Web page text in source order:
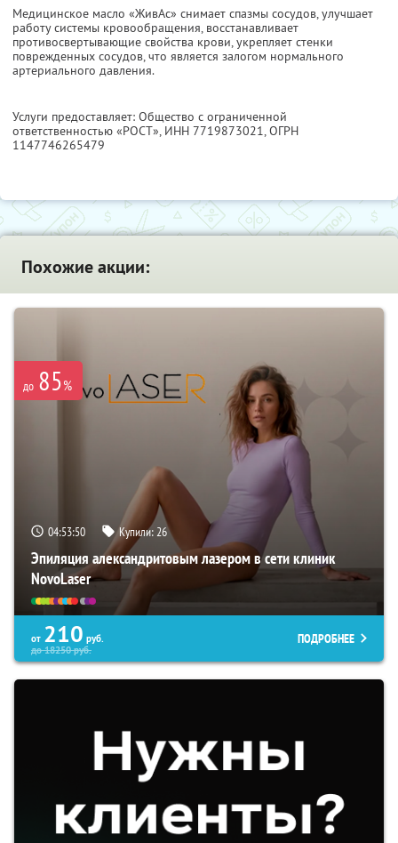
Медицинское масло «ЖивАс» снимает спазмы сосудов, улучшает
работу системы кровообращения, восстанавливает
противосвертывающие свойства крови, укрепляет стенки
поврежденных сосудов, что является залогом нормального
артериального давления.
Услуги предоставляет: Общество с ограниченной
ответственностью «РОСТ», ИНН 7719873021, ОГРН
1147746265479
Похожие акции:
до 85%
04:53:50 Купили:26
Эпиляция александритовым лазером в сети клиник
NovoLaser
от 210 руб.
до18250руб.
ПОДРОБНЕЕ